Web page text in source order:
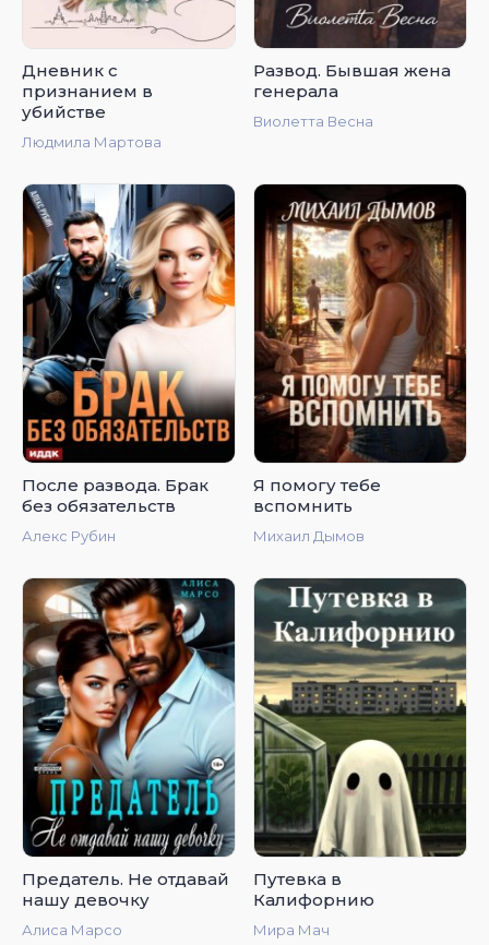
Дневник с
признанием в
убийстве
Людмила Мартова
Развод. Бывшая жена
генерала
Виолетта Весна
После развода. Брак
без обязательств
Алекс Рубин
Я помогу тебе
вспомнить
Михаил Дымов
Предатель. Не отдавай
нашу девочку
Алиса Марсо
Путевка в
Калифорнию
Мира Мач